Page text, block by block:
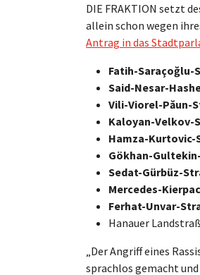
DIE FRAKTION setzt
allein schon wegen
Antrag in das
Fatih-Saraçoğlu-
Said-Nesar-
Vili-Viorel-Păun-
Kaloyan-Velkov-
Hamza-Kurtovic-
Gökhan-
Sedat-Gürbüz-
Mercedes-
Ferhat-Unvar-
Hanauer
„Der Angriff eines
sprachlos gemacht